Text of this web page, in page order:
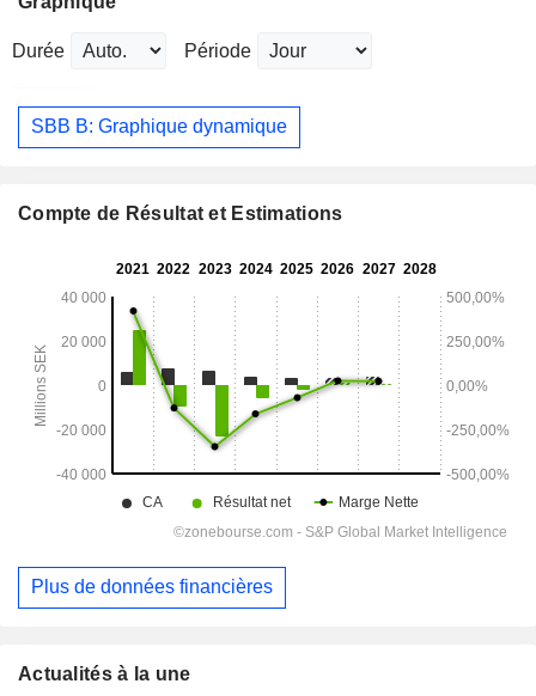
Durée Période
SBB B: Graphique dynamique
Compte de Résultat et Estimations
Plus de données financières
Actualités à la une